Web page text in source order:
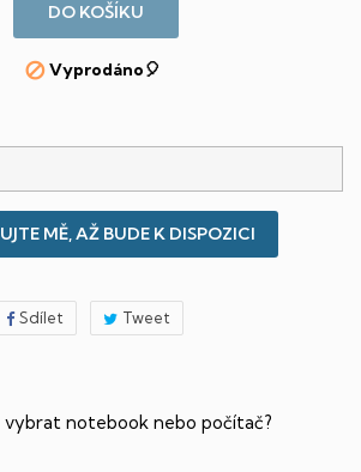
DO KOŠÍKU
Vyprodáno🎈
MĚ, AŽ BUDE K DISPOZICI
Sdílet Tweet
vybrat notebook nebo počítač?